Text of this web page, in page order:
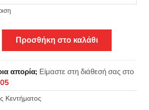
Προσθήκη στο καλάθι
απορία; Είμαστε στη διάθεσή σας στο
Κεντήματος